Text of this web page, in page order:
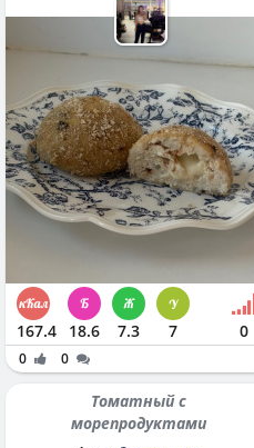
167.4 18.6 7.3 7 0
0 0
Томатный с
морепродуктами